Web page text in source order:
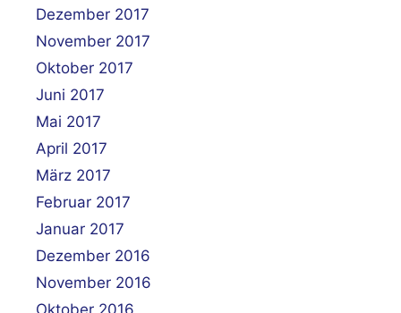
Dezember 2017
November 2017
Oktober 2017
Juni 2017
Mai 2017
April 2017
März 2017
Februar 2017
Januar 2017
Dezember 2016
November 2016
Oktober 2016